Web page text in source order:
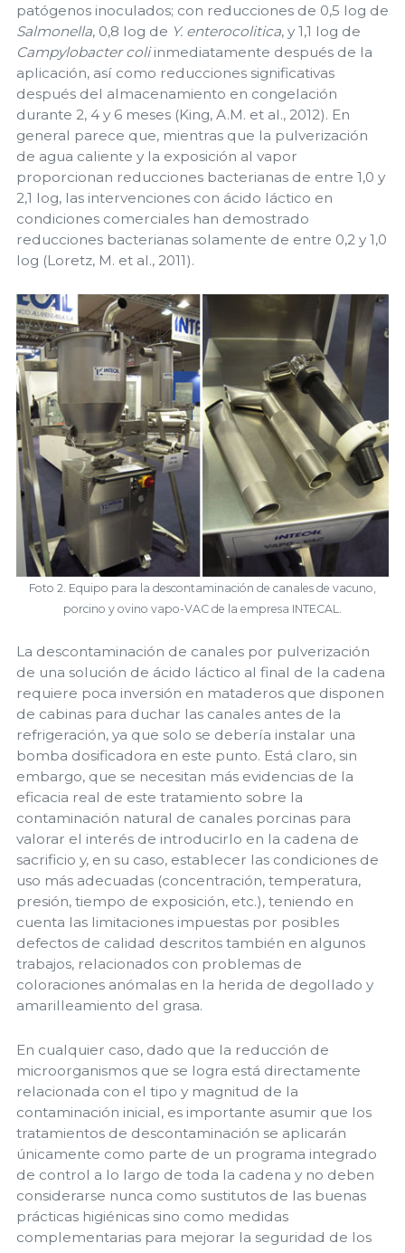
patógenos inoculados; con reducciones de 0,5 log de
Salmonella, 0,8 log de Y. enterocolitica, y 1,1 log de
Campylobacter coliinmediatamente después de la
aplicación, así como reducciones significativas
después del almacenamiento en congelación
durante 2, 4 y 6 meses (King, A.M. et al., 2012). En
general parece que, mientras que la pulverización
de agua caliente y la exposición al vapor
proporcionan reducciones bacterianas de entre 1,0 y
2,1 log, las intervenciones con ácido láctico en
condiciones comerciales han demostrado
reducciones bacterianas solamente de entre 0,2 y 1,0
log (Loretz, M. et al., 2011).
Foto 2. Equipo para la descontaminación de canales de vacuno,
porcino y ovino vapo-VAC de la empresa INTECAL.
La descontaminación de canales por pulverización
de una solución de ácido láctico al final de la cadena
requiere poca inversión en mataderos que disponen
de cabinas para duchar las canales antes de la
refrigeración, ya que solo se debería instalar una
bomba dosificadora en este punto. Está claro, sin
embargo, que se necesitan más evidencias de la
eficacia real de este tratamiento sobre la
contaminación natural de canales porcinas para
valorar el interés de introducirlo en la cadena de
sacrificio y, en su caso, establecer las condiciones de
uso más adecuadas (concentración, temperatura,
presión, tiempo de exposición, etc.), teniendo en
cuenta las limitaciones impuestas por posibles
defectos de calidad descritos también en algunos
trabajos, relacionados con problemas de
coloraciones anómalas en la herida de degollado y
amarilleamiento del grasa.
En cualquier caso, dado que la reducción de
microorganismos que se logra está directamente
relacionada con el tipo y magnitud de la
contaminación inicial, es importante asumir que los
tratamientos de descontaminación se aplicarán
únicamente como parte de un programa integrado
de control a lo largo de toda la cadena y no deben
considerarse nunca como sustitutos de las buenas
prácticas higiénicas sino como medidas
complementarias para mejorar la seguridad de los